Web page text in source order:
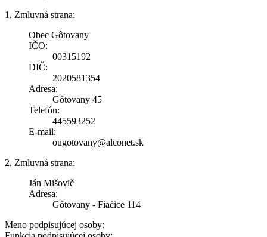
1. Zmluvná strana:
Obec Gôtovany
IČO:
00315192
DIČ:
2020581354
Adresa:
Gôtovany 45
Telefón:
445593252
E-mail:
ougotovany@alconet.sk
2. Zmluvná strana:
Ján Mišovič
Adresa:
Gôtovany - Fiačice 114
Meno podpisujúcej osoby: